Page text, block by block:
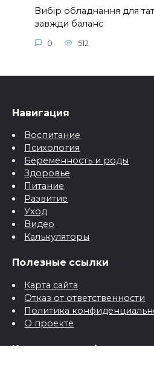
Вибір обладнання для
завжди баланс
0 512
Навигация
Воспитание
Психология
Беременность и роды
Здоровье
Питание
Развитие
Уход
Видео
Калькуляторы
Полезные ссылки
Карта сайта
Отказ от ответственности
Политика
О проекте
Контактная информация